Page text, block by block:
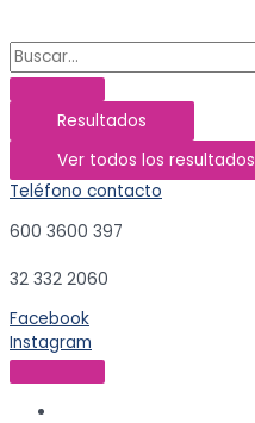
Resultados
Ver todos los resultados
Teléfono contacto
600 3600 397
32 332 2060
Facebook
Instagram